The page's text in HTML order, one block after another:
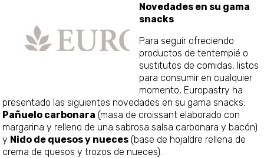
Novedades en su gama
snacks
Para seguir ofreciendo
productos de tentempié o
sustitutos de comidas, listos
para consumir en cualquier
momento, Europastry ha
presentado las siguientes novedades en su gama snacks:
Pañuelo carbonara (masa de croissant elaborado con
margarina y relleno de una sabrosa salsa carbonara y bacón)
y Nido de quesos y nueces (base de hojaldre rellena de
crema de quesos y trozos de nueces).